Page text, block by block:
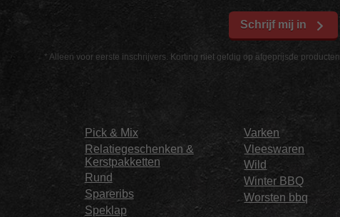
* Alleen voor eerste inschrijvers. Korting niet geldig op afgeprijsde producten
Schrijf mij in
Pick & Mix
Relatiegeschenken &
Kerstpakketten
Rund
Spareribs
Speklap
Varken
Vleeswaren
Wild
Winter BBQ
Worsten bbq